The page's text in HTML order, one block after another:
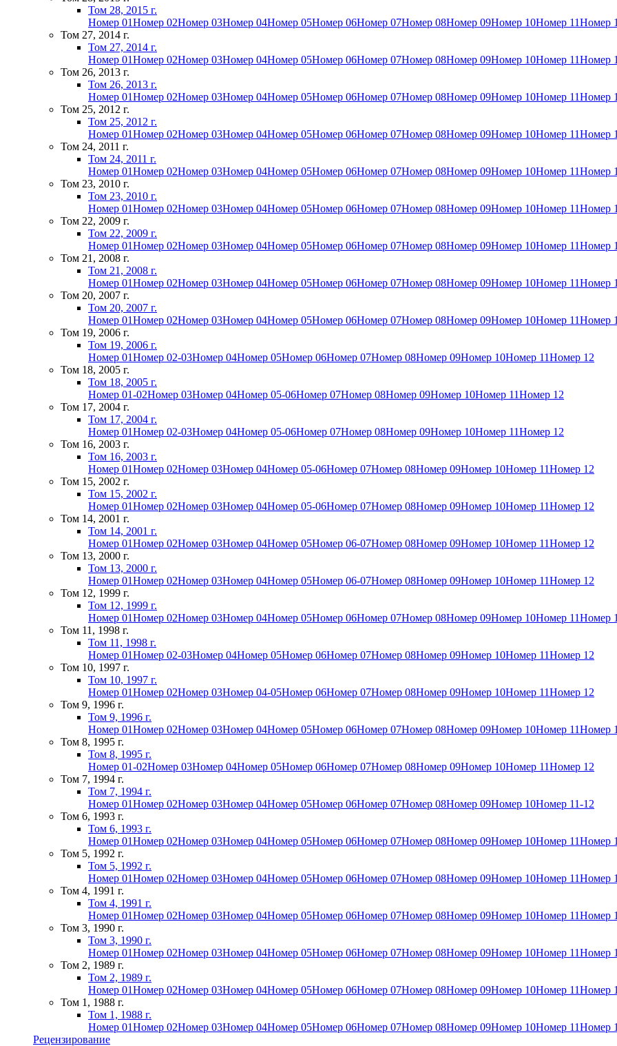
Том 28, 2015 г.
Номер 01Номер 02Номер 03Номер 04Номер 05Номер 06Номер 07Номер 08Номер 09Номер 10Номер 11Номер
Том 27, 2014 г.
Том 27, 2014 г.
Номер 01Номер 02Номер 03Номер 04Номер 05Номер 06Номер 07Номер 08Номер 09Номер 10Номер 11Номер
Том 26, 2013 г.
Том 26, 2013 г.
Номер 01Номер 02Номер 03Номер 04Номер 05Номер 06Номер 07Номер 08Номер 09Номер 10Номер 11Номер
Том 25, 2012 г.
Том 25, 2012 г.
Номер 01Номер 02Номер 03Номер 04Номер 05Номер 06Номер 07Номер 08Номер 09Номер 10Номер 11Номер
Том 24, 2011 г.
Том 24, 2011 г.
Номер 01Номер 02Номер 03Номер 04Номер 05Номер 06Номер 07Номер 08Номер 09Номер 10Номер 11Номер
Том 23, 2010 г.
Том 23, 2010 г.
Номер 01Номер 02Номер 03Номер 04Номер 05Номер 06Номер 07Номер 08Номер 09Номер 10Номер 11Номер
Том 22, 2009 г.
Том 22, 2009 г.
Номер 01Номер 02Номер 03Номер 04Номер 05Номер 06Номер 07Номер 08Номер 09Номер 10Номер 11Номер
Том 21, 2008 г.
Том 21, 2008 г.
Номер 01Номер 02Номер 03Номер 04Номер 05Номер 06Номер 07Номер 08Номер 09Номер 10Номер 11Номер
Том 20, 2007 г.
Том 20, 2007 г.
Номер 01Номер 02Номер 03Номер 04Номер 05Номер 06Номер 07Номер 08Номер 09Номер 10Номер 11Номер
Том 19, 2006 г.
Том 19, 2006 г.
Номер 01Номер 02-03Номер 04Номер 05Номер 06Номер 07Номер 08Номер 09Номер 10Номер 11Номер 12
Том 18, 2005 г.
Том 18, 2005 г.
Номер 01-02Номер 03Номер 04Номер 05-06Номер 07Номер 08Номер 09Номер 10Номер 11Номер 12
Том 17, 2004 г.
Том 17, 2004 г.
Номер 01Номер 02-03Номер 04Номер 05-06Номер 07Номер 08Номер 09Номер 10Номер 11Номер 12
Том 16, 2003 г.
Том 16, 2003 г.
Номер 01Номер 02Номер 03Номер 04Номер 05-06Номер 07Номер 08Номер 09Номер 10Номер 11Номер 12
Том 15, 2002 г.
Том 15, 2002 г.
Номер 01Номер 02Номер 03Номер 04Номер 05-06Номер 07Номер 08Номер 09Номер 10Номер 11Номер 12
Том 14, 2001 г.
Том 14, 2001 г.
Номер 01Номер 02Номер 03Номер 04Номер 05Номер 06-07Номер 08Номер 09Номер 10Номер 11Номер 12
Том 13, 2000 г.
Том 13, 2000 г.
Номер 01Номер 02Номер 03Номер 04Номер 05Номер 06-07Номер 08Номер 09Номер 10Номер 11Номер 12
Том 12, 1999 г.
Том 12, 1999 г.
Номер 01Номер 02Номер 03Номер 04Номер 05Номер 06Номер 07Номер 08Номер 09Номер 10Номер 11Номер
Том 11, 1998 г.
Том 11, 1998 г.
Номер 01Номер 02-03Номер 04Номер 05Номер 06Номер 07Номер 08Номер 09Номер 10Номер 11Номер 12
Том 10, 1997 г.
Том 10, 1997 г.
Номер 01Номер 02Номер 03Номер 04-05Номер 06Номер 07Номер 08Номер 09Номер 10Номер 11Номер 12
Том 9, 1996 г.
Том 9, 1996 г.
Номер 01Номер 02Номер 03Номер 04Номер 05Номер 06Номер 07Номер 08Номер 09Номер 10Номер 11Номер
Том 8, 1995 г.
Том 8, 1995 г.
Номер 01-02Номер 03Номер 04Номер 05Номер 06Номер 07Номер 08Номер 09Номер 10Номер 11Номер 12
Том 7, 1994 г.
Том 7, 1994 г.
Номер 01Номер 02Номер 03Номер 04Номер 05Номер 06Номер 07Номер 08Номер 09Номер 10Номер 11-12
Том 6, 1993 г.
Том 6, 1993 г.
Номер 01Номер 02Номер 03Номер 04Номер 05Номер 06Номер 07Номер 08Номер 09Номер 10Номер 11Номер
Том 5, 1992 г.
Том 5, 1992 г.
Номер 01Номер 02Номер 03Номер 04Номер 05Номер 06Номер 07Номер 08Номер 09Номер 10Номер 11Номер
Том 4, 1991 г.
Том 4, 1991 г.
Номер 01Номер 02Номер 03Номер 04Номер 05Номер 06Номер 07Номер 08Номер 09Номер 10Номер 11Номер
Том 3, 1990 г.
Том 3, 1990 г.
Номер 01Номер 02Номер 03Номер 04Номер 05Номер 06Номер 07Номер 08Номер 09Номер 10Номер 11Номер
Том 2, 1989 г.
Том 2, 1989 г.
Номер 01Номер 02Номер 03Номер 04Номер 05Номер 06Номер 07Номер 08Номер 09Номер 10Номер 11Номер
Том 1, 1988 г.
Том 1, 1988 г.
Номер 01Номер 02Номер 03Номер 04Номер 05Номер 06Номер 07Номер 08Номер 09Номер 10Номер 11Номер
Рецензирование